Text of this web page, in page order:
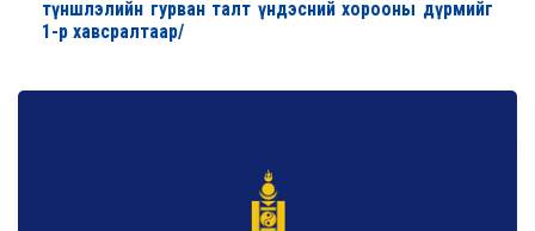
түншлэлийн гурван талт үндэсний хорооны дүрмийг
1-р хавсралтаар/